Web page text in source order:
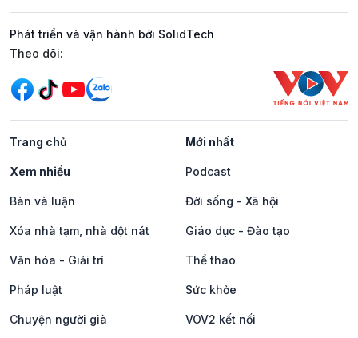
Phát triển và vận hành bởi SolidTech
Mạng xã hội
Theo dõi:
Trang chủ Mới nhất
Xem nhiều Podcast
Bàn và luận Đời sống - Xã hội
Xóa nhà tạm, nhà dột nát Giáo dục - Đào tạo
Văn hóa - Giải trí Thể thao
Pháp luật Sức khỏe
Chuyện người già VOV2 kết nối